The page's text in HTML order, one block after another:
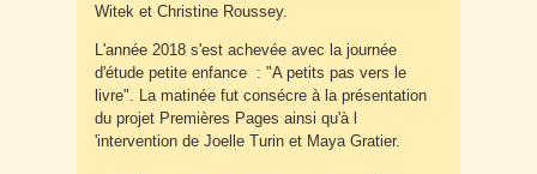
Witek et Christine Roussey.
L'année 2018 s'est achevée avec la journée
d'étude petite enfance : "A petits pas vers le
livre". La matinée fut consécre à la présentation
du projet Premières Pages ainsi qu'à l
'intervention de Joelle Turin et Maya Gratier.